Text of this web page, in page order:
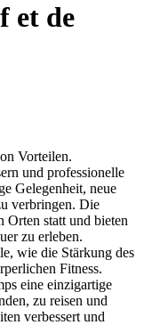
et de
Vorteilen.
und professionelle
Gelegenheit, neue
verbringen. Die
Orten statt und bieten
zu erleben.
wie die Stärkung des
Fitness.
eine einzigartige
zu reisen und
verbessert und